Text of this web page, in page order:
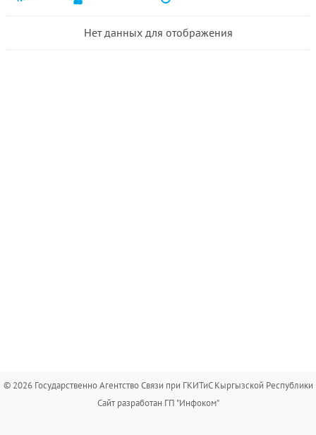
Нет данных для отображения
© 2026 Государственно Агентство Связи при ГКИТиС Кыргызской Республики
Сайт разработан ГП "Инфоком"